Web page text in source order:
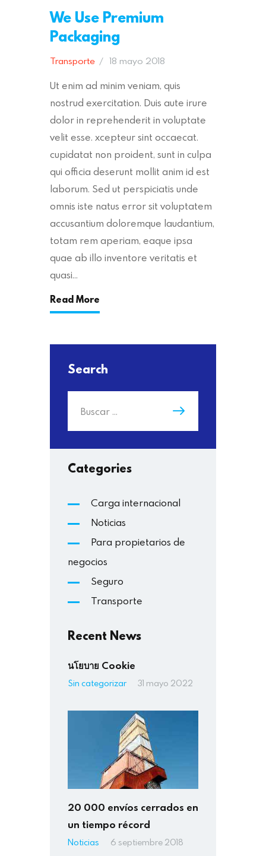
We Use Premium
Packaging
Transporte 18 mayo 2018
Ut enim ad minim veniam, quis
nostrud exercitation. Duis aute irure
dolor in reprehenderit in voluptate
velit esse. xcepteur sint occaecat.
cupidatat non proident, sunt in culpa
qui officia deserunt mollit anim id est
laborum. Sed ut perspiciatis unde
omnis iste natus error sit voluptatem
accusantium doloremque laudantium,
totam rem aperiam, eaque ipsa
quae ab illo inventore veritatis et
quasi…
Read More
Search
Categories
Carga internacional
Noticias
Para propietarios de
negocios
Seguro
Transporte
Recent News
นโยบาย Cookie
Sin categorizar 31 mayo 2022
20 000 envíos cerrados en
un tiempo récord
Noticias 6 septiembre 2018